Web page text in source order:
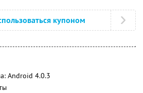
купоном
Android 4.0.3